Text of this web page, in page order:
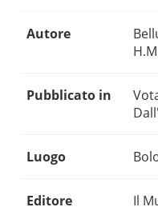
Autore
Pubblicato in
Luogo
Editore Il